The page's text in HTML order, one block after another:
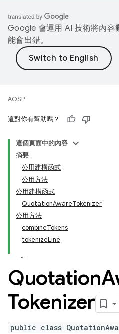
Google 會運用 AI 技術將內容
能會出錯。
AOSP
這對你有幫助嗎？
這個頁面中的內容
摘要
公用建構函式
公用方法
公用建構函式
QuotationAwareTokenizer
公用方法
combineTokens
tokenizeLine
Quotation
Tokenizer
public class